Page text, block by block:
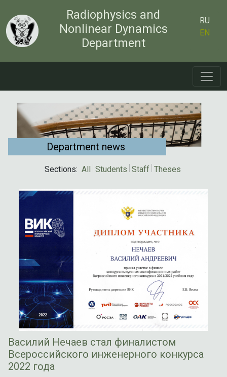
Radiophysics and
Nonlinear Dynamics
Department
RU
EN
Department news
Sections: All Students Staff Theses
Василий Нечаев стал финалистом
Всероссийского инженерного конкурса
2022 года